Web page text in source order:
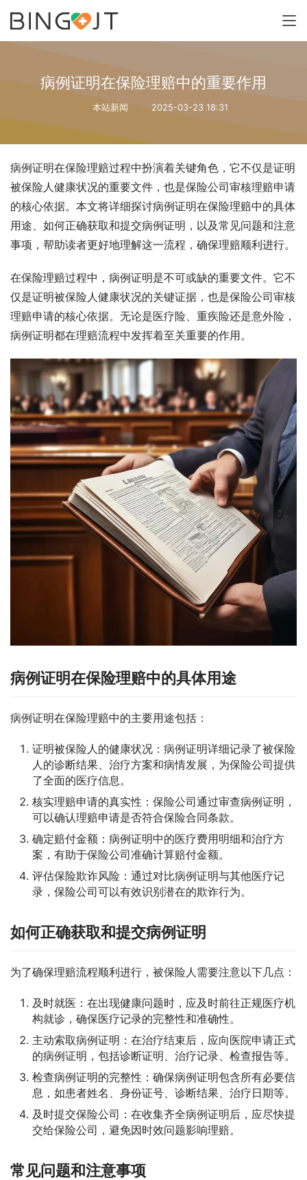
病例证明在保险理赔中的重要作用
本站新闻 2025-03-23 18:31
病例证明在保险理赔过程中扮演着关键角色，它不仅是证明
被保险人健康状况的重要文件，也是保险公司审核理赔申请
的核心依据。本文将详细探讨病例证明在保险理赔中的具体
用途、如何正确获取和提交病例证明，以及常见问题和注意
事项，帮助读者更好地理解这一流程，确保理赔顺利进行。
在保险理赔过程中，病例证明是不可或缺的重要文件。它不
仅是证明被保险人健康状况的关键证据，也是保险公司审核
理赔申请的核心依据。无论是医疗险、重疾险还是意外险，
病例证明都在理赔流程中发挥着至关重要的作用。
病例证明在保险理赔中的具体用途
病例证明在保险理赔中的主要用途包括：
证明被保险人的健康状况：病例证明详细记录了被保险
人的诊断结果、治疗方案和病情发展，为保险公司提供
了全面的医疗信息。
核实理赔申请的真实性：保险公司通过审查病例证明，
可以确认理赔申请是否符合保险合同条款。
确定赔付金额：病例证明中的医疗费用明细和治疗方
案，有助于保险公司准确计算赔付金额。
评估保险欺诈风险：通过对比病例证明与其他医疗记
录，保险公司可以有效识别潜在的欺诈行为。
如何正确获取和提交病例证明
为了确保理赔流程顺利进行，被保险人需要注意以下几点：
及时就医：在出现健康问题时，应及时前往正规医疗机
构就诊，确保医疗记录的完整性和准确性。
主动索取病例证明：在治疗结束后，应向医院申请正式
的病例证明，包括诊断证明、治疗记录、检查报告等。
检查病例证明的完整性：确保病例证明包含所有必要信
息，如患者姓名、身份证号、诊断结果、治疗日期等。
及时提交保险公司：在收集齐全病例证明后，应尽快提
交给保险公司，避免因时效问题影响理赔。
常见问题和注意事项